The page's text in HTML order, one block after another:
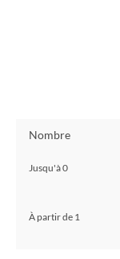
Nombre
Jusqu'à0
À partir de 1